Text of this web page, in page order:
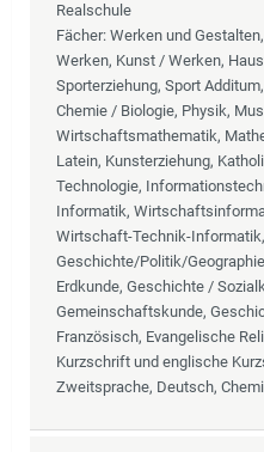
Realschule
Fächer: Werken und
Werken, Kunst / Werken,
Sporterziehung, Sport
Chemie / Biologie, Physik,
Wirtschaftsmathematik,
Latein, Kunsterziehung,
Technologie,
Informatik,
Wirtschaft-Technik-
Geschichte/Politik/
Erdkunde, Geschichte /
Gemeinschaftskunde,
Französisch, Evangelische
Kurzschrift und englische
Zweitsprache, Deutsch,